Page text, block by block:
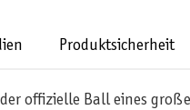
Produktsicherheit
offizielle Ball eines